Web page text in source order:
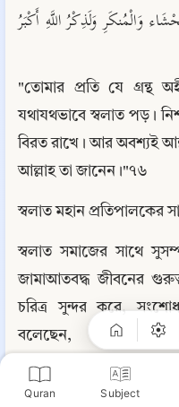
Quran Subject
"তোমার প্রতি যে গ্রন্থ
যথাযথভাবে স্বলাত পড়।
বিরত রাখে। আর অবশ্যই
আল্লাহ তা জানেন।"৭৬
স্বলাত মহান প্রতিপালকের
স্বলাত সমাজের সাথে
জামাআতবদ্ধ জীবনের
চরিত্র সুন্দর করে,
বলেছেন,